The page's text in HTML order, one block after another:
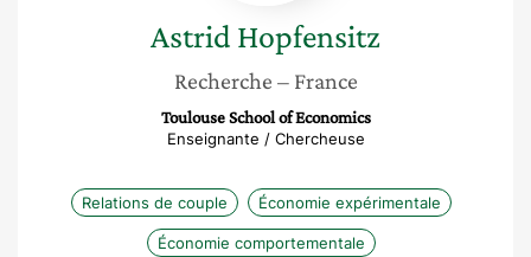
Astrid Hopfensitz
Recherche – France
Toulouse School of Economics
Enseignante / Chercheuse
Relations de couple Économie expérimentale
Économie comportementale